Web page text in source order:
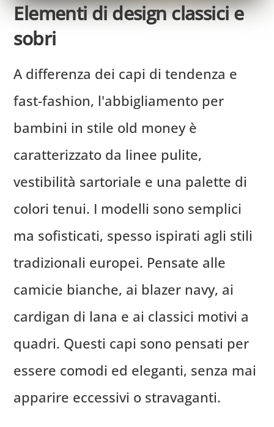
Elementi di design classici e
sobri
A differenza dei capi di tendenza e
fast-fashion, l'abbigliamento per
bambini in stile old money è
caratterizzato da linee pulite,
vestibilità sartoriale e una palette di
colori tenui. I modelli sono semplici
ma sofisticati, spesso ispirati agli stili
tradizionali europei. Pensate alle
camicie bianche, ai blazer navy, ai
cardigan di lana e ai classici motivi a
quadri. Questi capi sono pensati per
essere comodi ed eleganti, senza mai
apparire eccessivi o stravaganti.